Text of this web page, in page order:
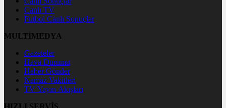
Canlı TV
Futbol Canlı Sonuçlar
MULTİMEDYA
Gazeteler
Hava Durumu
Haber Gönder
Namaz Vakitleri
TV Yayın Akışları